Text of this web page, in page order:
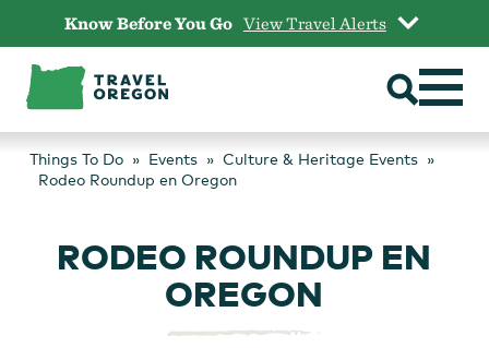
content
Know Before You Go View Travel Alerts
Things To Do Events
Culture & Heritage Events
Rodeo Roundup en Oregon
RODEO ROUNDUP EN
OREGON